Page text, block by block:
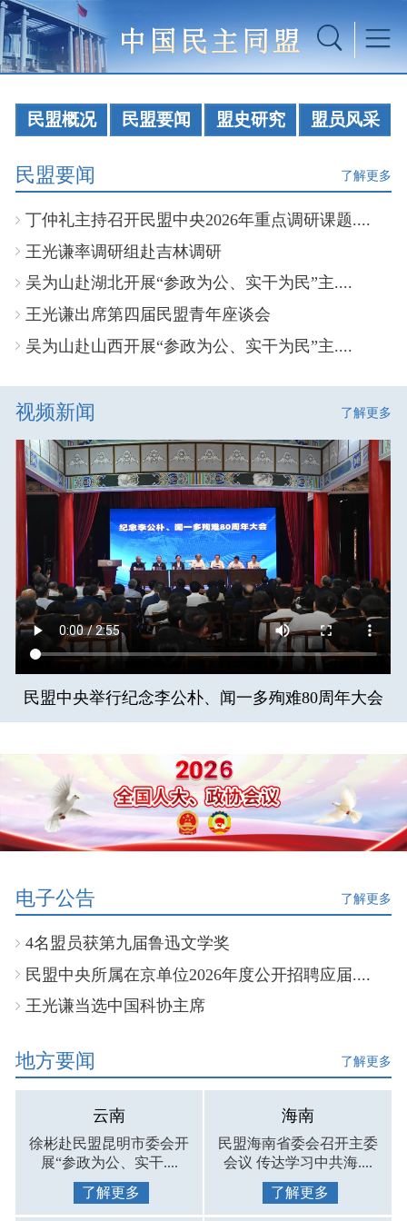
民盟概况 民盟要闻 盟史研究 盟员风采
民盟要闻 了解更多
丁仲礼主持召开民盟中央2026年重点调研课题....
王光谦率调研组赴吉林调研
吴为山赴湖北开展“参政为公、实干为民”主....
王光谦出席第四届民盟青年座谈会
吴为山赴山西开展“参政为公、实干为民”主....
视频新闻 了解更多
民盟中央举行纪念李公朴、闻一多殉难80周年大会
电子公告 了解更多
4名盟员获第九届鲁迅文学奖
民盟中央所属在京单位2026年度公开招聘应届....
王光谦当选中国科协主席
地方要闻 了解更多
云南
徐彬赴民盟昆明市委会开
展“参政为公、实干....
了解更多
海南
民盟海南省委会召开主委
会议 传达学习中共海....
了解更多